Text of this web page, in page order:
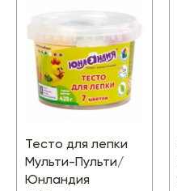
Тесто для лепки
Мульти-Пульти/
Юнландия